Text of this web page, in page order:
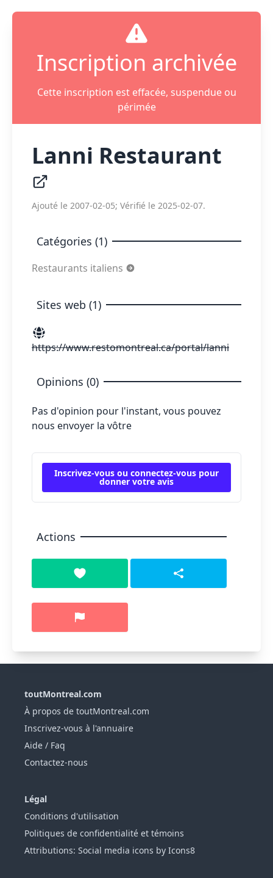
Inscription archivée
Cette inscription est effacée, suspendue ou
périmée
Lanni Restaurant
Ajouté le 2007-02-05; Vérifié le 2025-02-07.
Catégories (1)
Restaurants italiens
Sites web (1)
https://www.restomontreal.ca/portal/lanni
Opinions (0)
Pas d'opinion pour l'instant, vous pouvez
nous envoyer la vôtre
Inscrivez-vous ou connectez-vous pour
donner votre avis
Actions
toutMontreal.com
À propos de toutMontreal.com
Inscrivez-vous à l'annuaire
Aide / Faq
Contactez-nous
Légal
Conditions d'utilisation
Politiques de confidentialité et témoins
Attributions: Social media icons by Icons8